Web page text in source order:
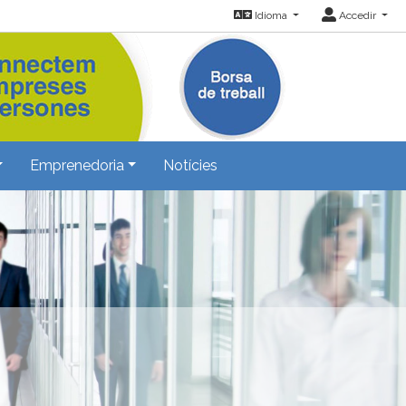
Idioma Accedir
Emprenedoria Notícies